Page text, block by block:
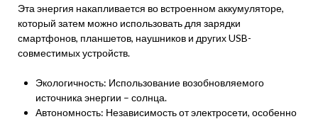
Эта энергия накапливается во встроенном аккумуляторе,
который затем можно использовать для зарядки
смартфонов, планшетов, наушников и других USB-
совместимых устройств.
Экологичность: Использование возобновляемого
источника энергии – солнца.
Автономность: Независимость от электросети, особенно